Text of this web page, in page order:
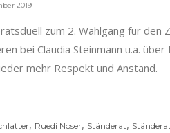
2019
zum 2. Wahlgang für
bei Claudia Steinmann u.a.
mehr Respekt und Anstand.
, Ruedi Noser, Ständerat,